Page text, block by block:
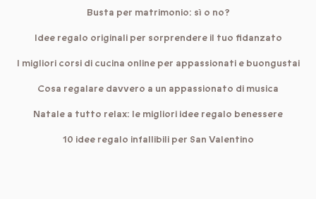
Busta per matrimonio: sì o no?
Idee regalo originali per sorprendere il tuo fidanzato
I migliori corsi di cucina online per appassionati e buongustai
Cosa regalare davvero a un appassionato di musica
Natale a tutto relax: le migliori idee regalo benessere
10 idee regalo infallibili per San Valentino